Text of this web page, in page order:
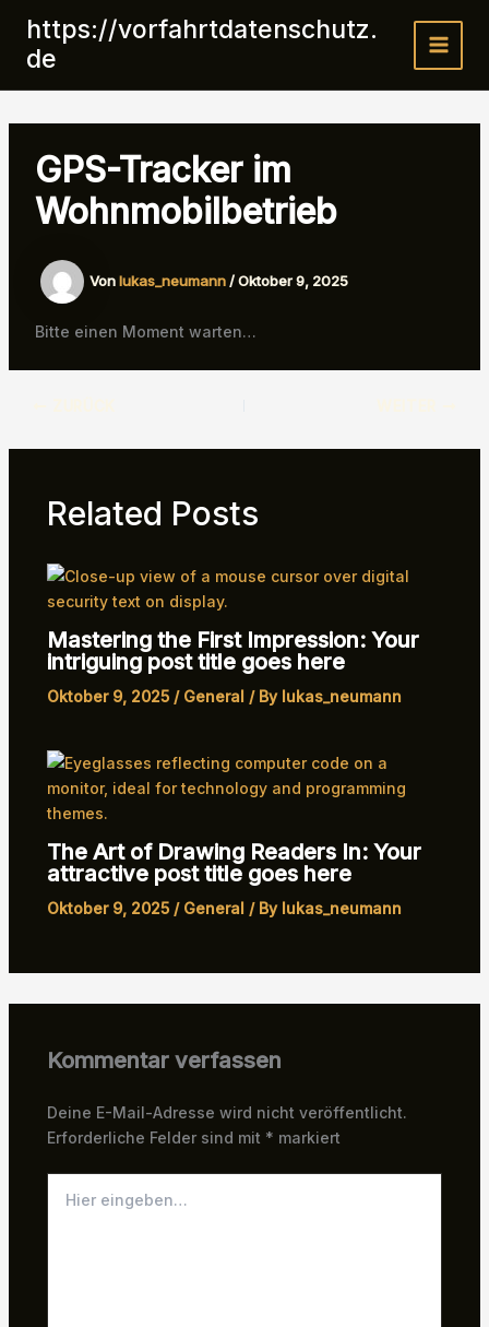
Inhalt
springen
https://vorfahrtdatenschutz.
de
Main
GPS-Tracker im
Wohnmobilbetrieb
Vonlukas_neumann/Oktober 9, 2025
Bitte einen Moment warten…
Related Posts
Mastering the First Impression: Your
intriguing post title goes here
Oktober 9, 2025 / General / By lukas_neumann
The Art of Drawing Readers In: Your
attractive post title goes here
Oktober 9, 2025 / General / By lukas_neumann
Kommentar verfassen
Deine E-Mail-Adresse wird nicht veröffentlicht.
Erforderliche Felder sind mit * markiert
eingeben…